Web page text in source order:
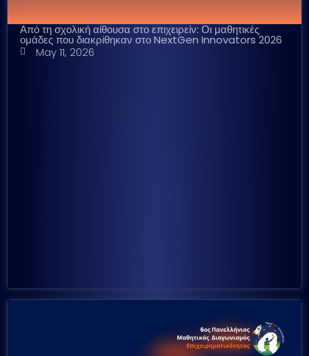
Από τη σχολική αίθουσα στο επιχειρείν: Οι μαθητικές
ομάδες που διακρίθηκαν στο NextGen Innovators 2026
May 11, 2026